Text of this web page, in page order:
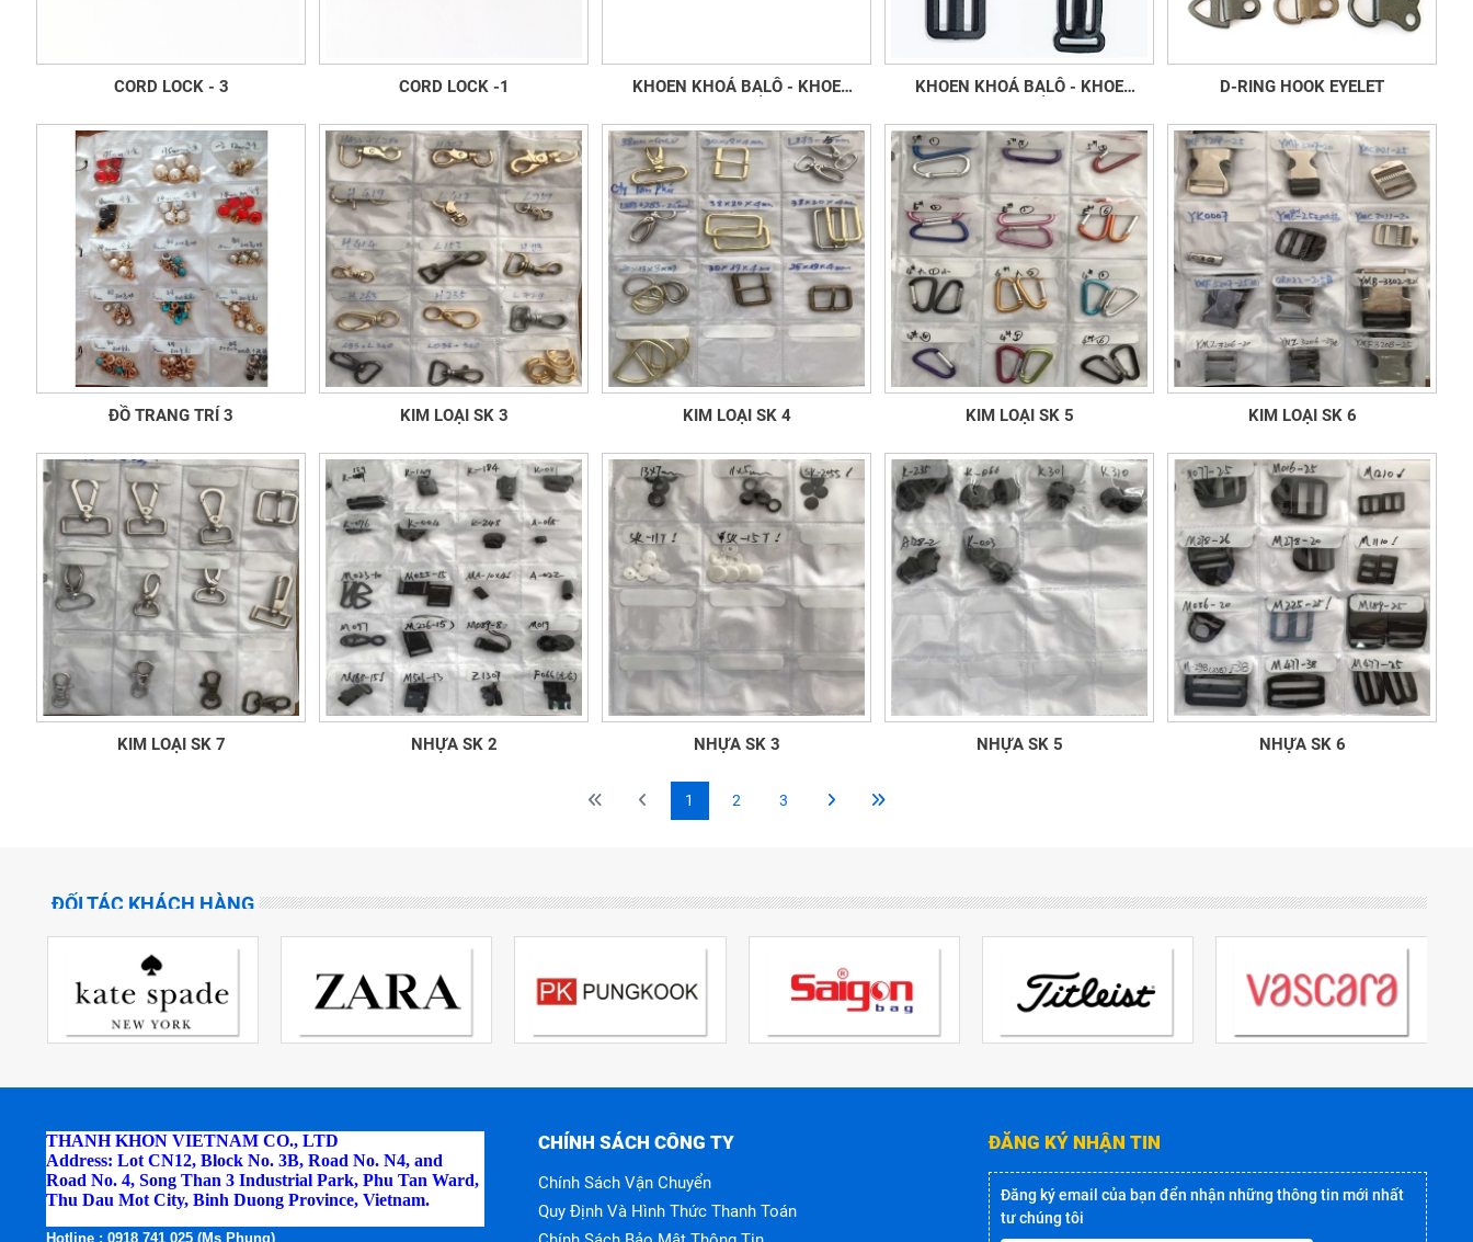
CORD LOCK - 3 CORD LOCK -1
KHOEN KHOÁ BALÔ - KHOE
KHOEN KHOÁ BALÔ - KHOE
D-RING HOOK EYELET
ĐỒ TRANG TRÍ 3 KIM LOẠI SK 3 KIM LOẠI SK 4 KIM LOẠI SK 5 KIM LOẠI SK 6
KIM LOẠI SK 7 NHỰA SK 2 NHỰA SK 3 NHỰA SK 5 NHỰA SK 6
1 2 3
ĐỐI TÁC KHÁCH HÀNG
THANH KHON VIETNAM CO., LTD
Address: Lot CN12, Block No. 3B, Road No. N4, and
Road No. 4, Song Than 3 Industrial Park, Phu Tan Ward,
Thu Dau Mot City, Binh Duong Province, Vietnam.
Hotline : 0918 741 025 (Ms Phung)
CHÍNH SÁCH CÔNG TY
Chính Sách Vận Chuyển
Quy Định Và Hình Thức Thanh Toán
ĐĂNG KÝ NHẬN TIN
Đăng ký email của bạn đển nhận những thông tin mới nhất
tư chúng tôi